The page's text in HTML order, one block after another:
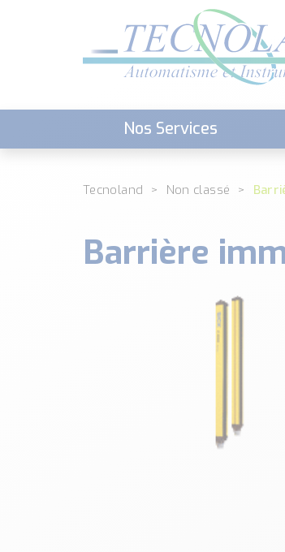
Nos Services
Tecnoland Non classé
Barrière